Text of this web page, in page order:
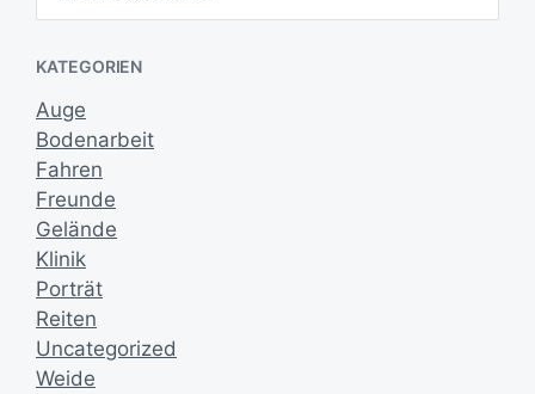
t
u
m
v
KATEGORIEN
Auge
Bodenarbeit
Fahren
Freunde
Gelände
Klinik
Porträt
Reiten
Uncategorized
Weide